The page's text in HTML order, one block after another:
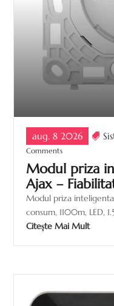
Modul priza
Ajax –
aug. 8 2026
Comments
Modul priza
consum, 1100m, LED,
Citește Mai Mult